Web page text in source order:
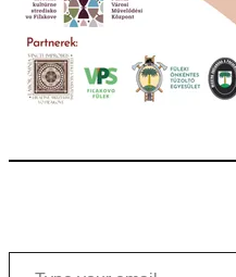
Type your email…